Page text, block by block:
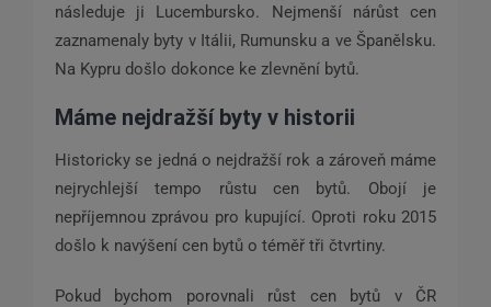
následuje ji Lucembursko. Nejmenší nárůst cen
zaznamenaly byty v Itálii, Rumunsku a ve Španělsku.
Na Kypru došlo dokonce ke zlevnění bytů.
Máme nejdražší byty v historii
Historicky se jedná o nejdražší rok a zároveň máme
nejrychlejší tempo růstu cen bytů. Obojí je
nepříjemnou zprávou pro kupující. Oproti roku 2015
došlo k navýšení cen bytů o téměř tři čtvrtiny.
Pokud bychom porovnali růst cen bytů v ČR